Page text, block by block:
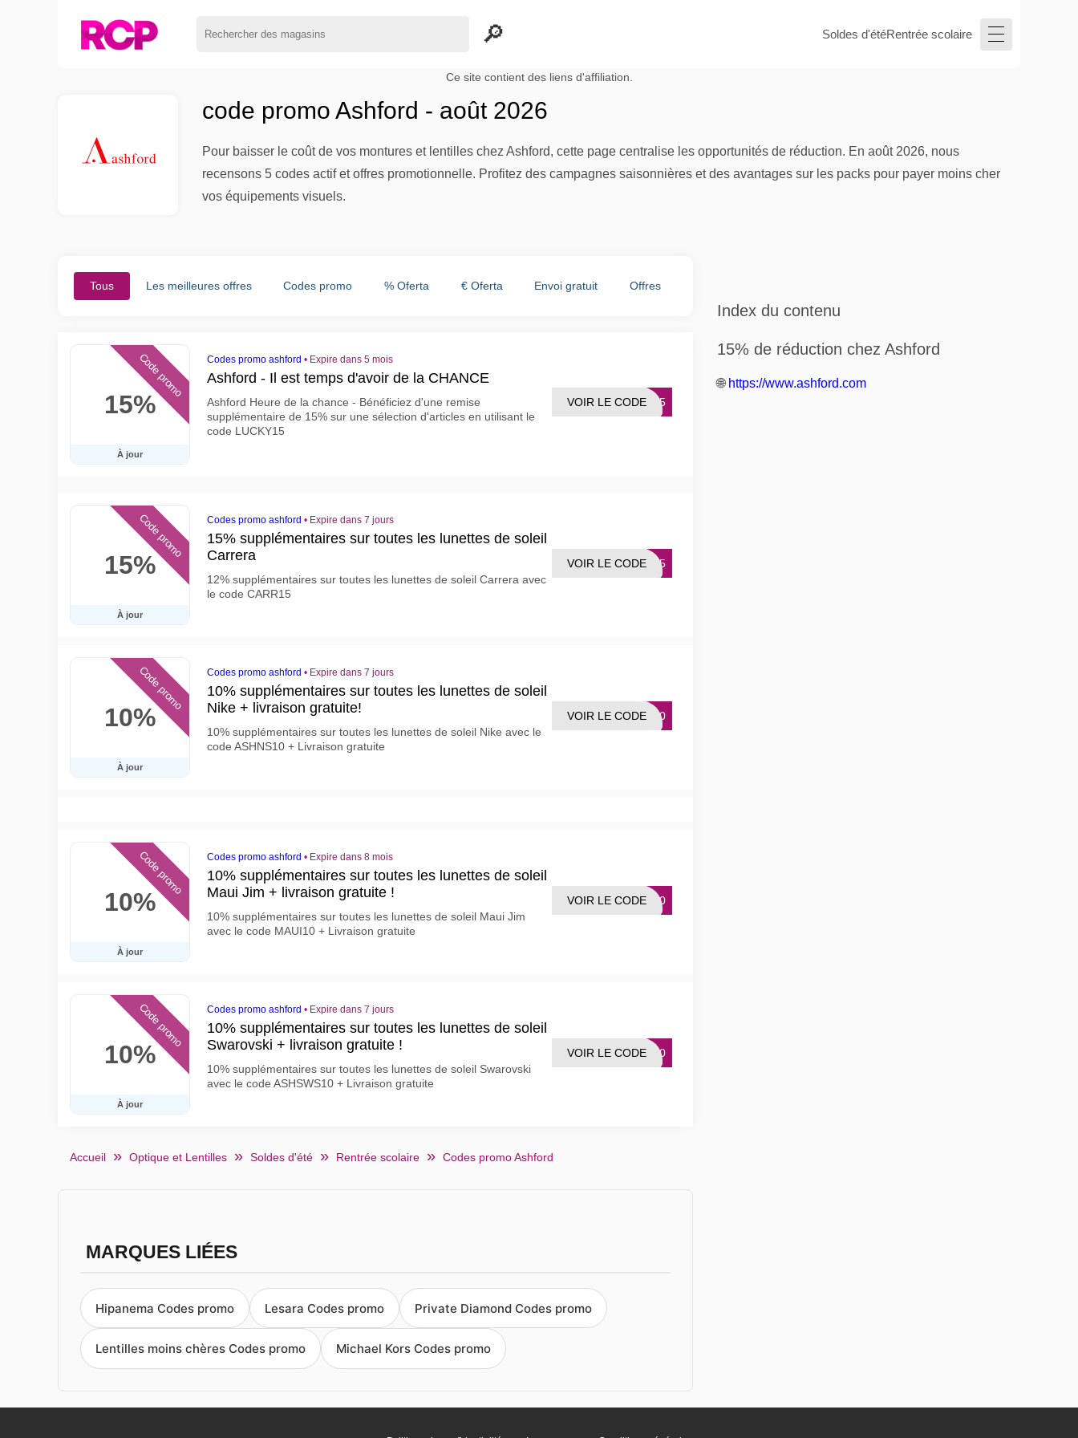
Soldes d'étéRentrée scolaire
Ce site contient des liens d'affiliation.
code promo Ashford - août 2026
Pour baisser le coût de vos montures et lentilles chez Ashford, cette page centralise les opportunités de réduction. En août 2026, nous
recensons 5 codes actif et offres promotionnelle. Profitez des campagnes saisonnières et des avantages sur les packs pour payer moins cher
vos équipements visuels.
Tous Les meilleures offres Codes promo % Oferta € Oferta Envoi gratuit Offres
15%
À jour
Code promo Codes promo ashford • Expire dans 5 mois
Ashford - Il est temps d'avoir de la CHANCE
Ashford Heure de la chance - Bénéficiez d'une remise
supplémentaire de 15% sur une sélection d'articles en utilisant le
code LUCKY15
KY15
VOIR LE CODE
15%
À jour
Code promo Codes promo ashford • Expire dans 7 jours
15% supplémentaires sur toutes les lunettes de soleil
Carrera
12% supplémentaires sur toutes les lunettes de soleil Carrera avec
le code CARR15
RR15
VOIR LE CODE
10%
À jour
Code promo Codes promo ashford • Expire dans 7 jours
10% supplémentaires sur toutes les lunettes de soleil
Nike + livraison gratuite!
10% supplémentaires sur toutes les lunettes de soleil Nike avec le
code ASHNS10 + Livraison gratuite
NS10
VOIR LE CODE
10%
À jour
Code promo Codes promo ashford • Expire dans 8 mois
10% supplémentaires sur toutes les lunettes de soleil
Maui Jim + livraison gratuite !
10% supplémentaires sur toutes les lunettes de soleil Maui Jim
avec le code MAUI10 + Livraison gratuite
UI10
VOIR LE CODE
10%
À jour
Code promo Codes promo ashford • Expire dans 7 jours
10% supplémentaires sur toutes les lunettes de soleil
Swarovski + livraison gratuite !
10% supplémentaires sur toutes les lunettes de soleil Swarovski
avec le code ASHSWS10 + Livraison gratuite
WS10
VOIR LE CODE
Accueil Optique et Lentilles Soldes d'été Rentrée scolaire Codes promo Ashford
MARQUES LIÉES
Hipanema Codes promo Lesara Codes promo Private Diamond Codes promo
Lentilles moins chères Codes promo Michael Kors Codes promo
Index du contenu
15% de réduction chez Ashford
🌐 https://www.ashford.com